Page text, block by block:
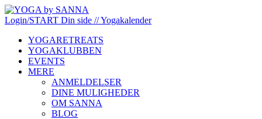
Login/START Din side // Yogakalender
YOGARETREATS
YOGAKLUBBEN
EVENTS
MERE
ANMELDELSER
DINE MULIGHEDER
OM SANNA
BLOG